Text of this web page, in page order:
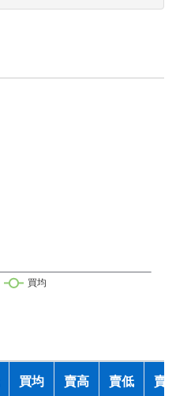
買均 賣高 賣低 賣